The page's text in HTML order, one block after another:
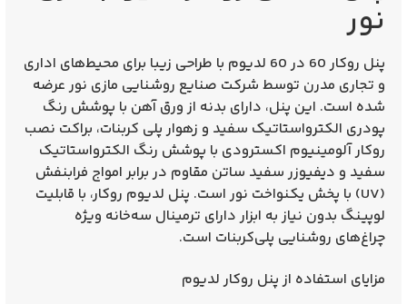
نور
پنل روکار 60 در 60 لدیوم
با طراحی زیبا برای محیط‌های اداری
و تجاری مدرن توسط شرکت صنایع روشنایی مازی نورعرضه
شده است. این پنل، دارای بدنه از ورق آهن با پوشش رنگ
پودری الکترواستاتیک سفید و زهوار پلی کربنات، براکت نصب
روکار آلومینیوم اکسترودی با پوشش رنگ الکترواستاتیک
سفید و دیفیوزر سفید ساتن مقاوم در برابر امواج فرابنفش
(UV) با پخش یکنواخت نور است. پنل لدیوم روکار، با قابلیت
لوپینگ بدون نیاز به ابزار دارای ترمینال سه‌خانه ویژه
چراغ‌های روشنایی پلی‌کربنات است.
مزایای استفاده از پنل روکار لدیوم